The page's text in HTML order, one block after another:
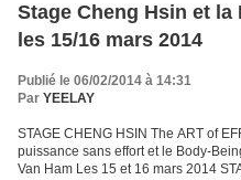
Stage Cheng Hsin et la
les 15/16 mars 2014
Publié le 06/02/2014 à 14:31
Par YEELAY
STAGE CHENG HSIN The ART of
puissance sans effort et le Body-
Van Ham Les 15 et 16 mars 2014